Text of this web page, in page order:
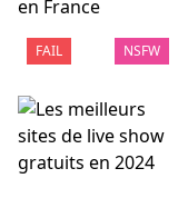
FAIL NSFW